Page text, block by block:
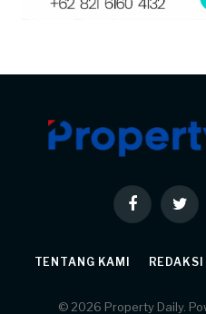
Facebook
TENTANG KAMI REDAKSI
© 2026 Property Daily.